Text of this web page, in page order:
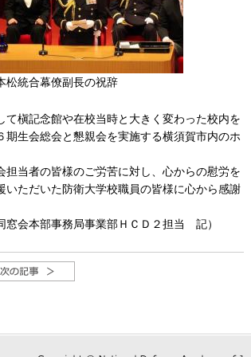
副長の祝辞
槇記念館や在校当時と大きく変わった校内を
生会総会と懇親会を実施する横須賀市内のホ
当者の皆様のご労苦に対し、心からの慰労を
ただいた防衛大学校職員の皆様に心から感謝
ＣＤ２担当 記）